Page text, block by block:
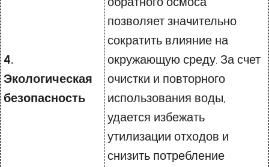
4.
Экологическая
безопасность
позволяет значительно
сократить влияние на
окружающую среду. За счет
очистки и повторного
использования воды,
удается избежать
утилизации отходов и
снизить потребление